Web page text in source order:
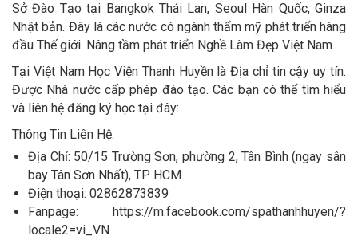
Sở Đào Tạo tại Bangkok Thái Lan, Seoul Hàn Quốc, Ginza
Nhật bản. Đây là các nước có ngành thẩm mỹ phát triển hàng
đầu Thế giới. Nâng tầm phát triển Nghề Làm Đẹp Việt Nam.
Tại Việt Nam Học Viện Thanh Huyền là Địa chỉ tin cậy uy tín.
Được Nhà nước cấp phép đào tạo. Các bạn có thể tìm hiểu
và liên hệ đăng ký học tại đây:
Thông Tin Liên Hệ:
Địa Chỉ: 50/15 Trường Sơn, phường 2, Tân Bình (ngay sân
bay Tân Sơn Nhất), TP. HCM
Điện thoại: 02862873839
Fanpage: https://m.facebook.com/spathanhhuyen/?
locale2=vi_VN